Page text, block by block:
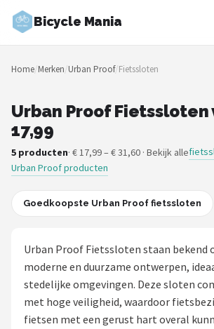
Bicycle Mania
Zoeken
NAVIGATIE
Merken
Blog
Fietsroutes
Stadsfietsen
Elektrische fietsen
Home/Merken/Urban Proof/Fietssloten
Urban Proof
17,99
5 producten· € 17,99 – € 31,60 · Bekijk alle
Urban Proof producten
Goedkoopste Urban Proof fietssloten
Urban Proof Fietssloten staan bekend
moderne en duurzame ontwerpen,
stedelijke omgevingen. Deze sloten
met hoge veiligheid, waardoor
fietsen met een gerust hart overal